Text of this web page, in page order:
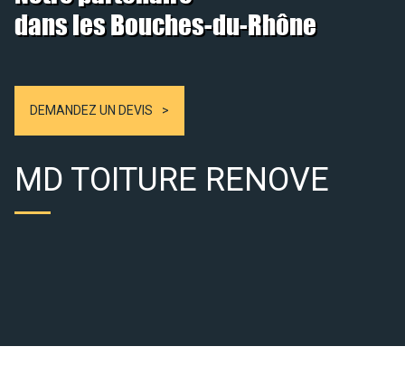
dans les Bouches-du-Rhône
DEMANDEZ UN DEVIS
MD TOITURE RENOVE